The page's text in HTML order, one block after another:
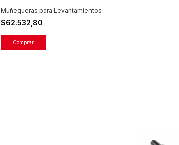
Muñequeras para Levantamientos
$62.532,80